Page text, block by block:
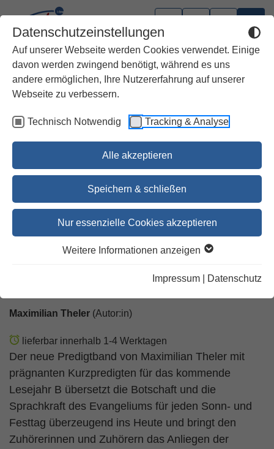
Datenschutzeinstellungen
Auf unserer Webseite werden Cookies verwendet. Einige
davon werden zwingend benötigt, während es uns
andere ermöglichen, Ihre Nutzererfahrung auf unserer
Webseite zu verbessern.
Technisch Notwendig Tracking & Analyse
Alle akzeptieren
Speichern & schließen
Nur essenzielle Cookies akzeptieren
Weitere Informationen anzeigen
Impressum Datenschutz
Kurzpredigten plus / LJ B
Geistreiche Kurzpredigten und Bausteine
Maximilian Theler (Autor:in)
lieferbar innerhalb 1-4 Werktagen
Der neue Predigtband von Maximilian Theler mit
prägnanten Kurzpredigten für das kommende
Lesejahr B übersetzt die Botschaft und die
Sprachkraft des Evangeliums für jeden Sonn- und
Festtag überzeugend ins Heute und bringt den
Zuhörerinnen und Zuhörern das Anliegen der